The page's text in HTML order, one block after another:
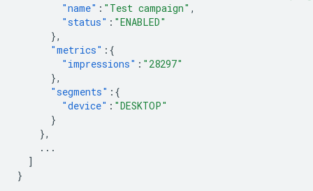
"name" : "Test campaign" ,
"status" : "ENABLED"
},
"metrics" :{
"impressions" : "28297"
},
"segments" :{
"device" : "DESKTOP"
}
},
...
]
}